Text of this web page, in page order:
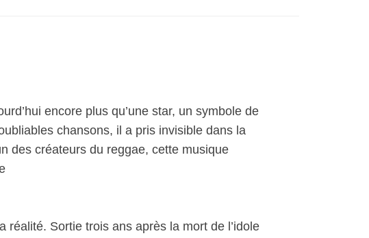
encore plus qu’une star, un symbole de
chansons, il a pris invisible dans la
des créateurs du reggae, cette musique
Sortie trois ans après la mort de l’idole